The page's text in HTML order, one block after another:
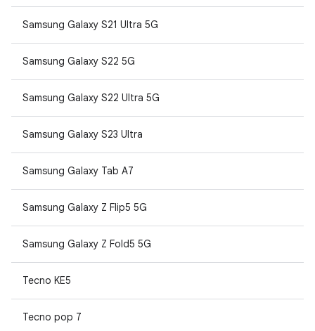
Samsung Galaxy S21 Ultra 5G
Samsung Galaxy S22 5G
Samsung Galaxy S22 Ultra 5G
Samsung Galaxy S23 Ultra
Samsung Galaxy Tab A7
Samsung Galaxy Z Flip5 5G
Samsung Galaxy Z Fold5 5G
Tecno KE5
Tecno pop 7